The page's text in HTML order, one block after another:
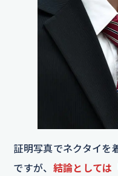
証明写真でネクタイを
ですが、 結論としては